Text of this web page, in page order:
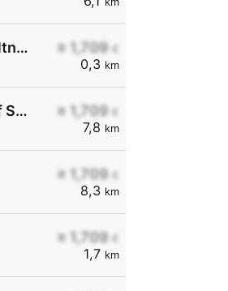
≥ 1,709 €
0,3 km
OMV - Herzogenburg St. Pöltner Straße 54
≥ 1,709 €
7,8 km
OMV - Sankt Pölten Dr.Adolf Schärf-Straße 1
≥ 1,709 €
8,3 km
≥ 1,709 €
1,7 km